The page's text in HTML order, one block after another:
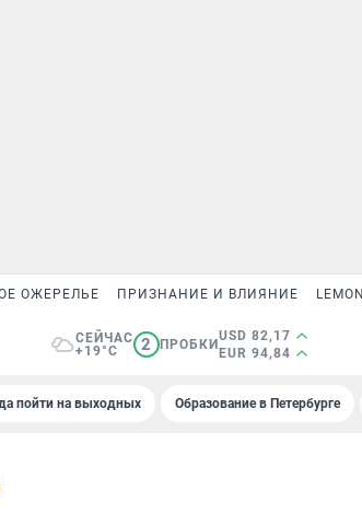
ОЖЕРЕЛЬЕ ПРИЗНАНИЕ И ВЛИЯНИЕ
СЕЙЧАС
+19°C
2 ПРОБКИ
USD 82,17
EUR 94,84
пойти на выходных Образование в Петербурге